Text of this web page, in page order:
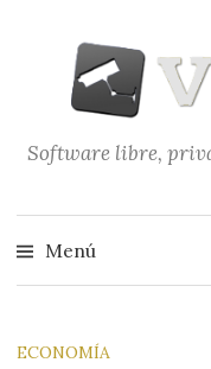
contenido
Software libre,
Menú
ECONOMÍA